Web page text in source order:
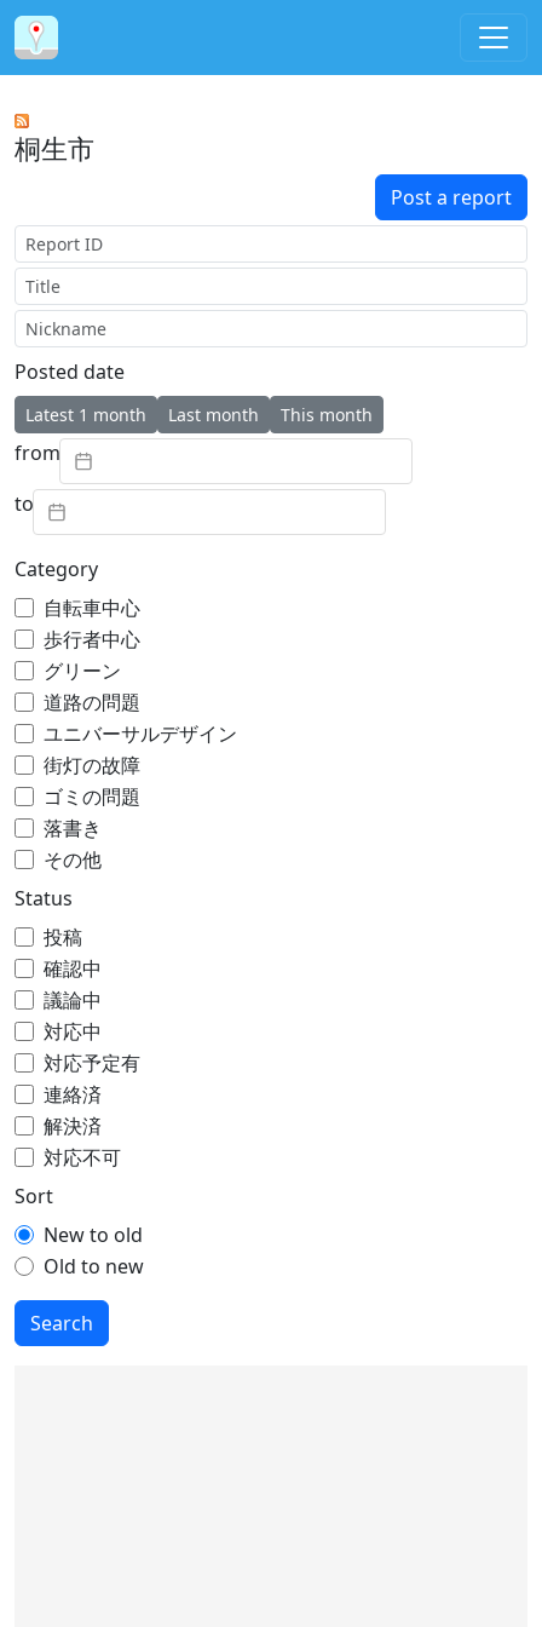
桐生市
Post a report
Report ID
Title
Nickname
Posted date
Latest 1 month Last month This month
from
to
Category
自転車中心
歩行者中心
グリーン
道路の問題
ユニバーサルデザイン
街灯の故障
ゴミの問題
落書き
その他
Status
投稿
確認中
議論中
対応中
対応予定有
連絡済
解決済
対応不可
Sort
New to old
Old to new
Search